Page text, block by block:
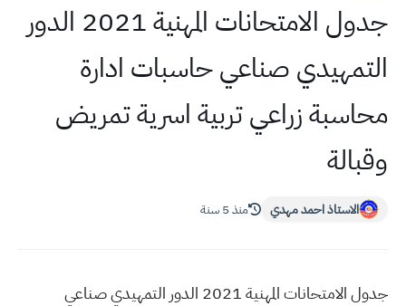
جدول الامتحانات المهنية 2021 الدور
التمهيدي صناعي حاسبات ادارة
محاسبة زراعي تربية اسرية تمريض
وقبالة
الاستاذ احمد مهدي منذ 5 سنة
جدول الامتحانات المهنية 2021 الدور التمهيدي صناعي